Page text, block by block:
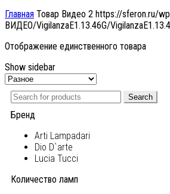
Главная Товар Видео 2 https://sferon.ru/
ВИДЕО/VigilanzaE1.13.46G/
Отображение единственного товара
Show sidebar
Search
Бренд
Arti Lampadari
Dio D`arte
Lucia Tucci
Количество ламп